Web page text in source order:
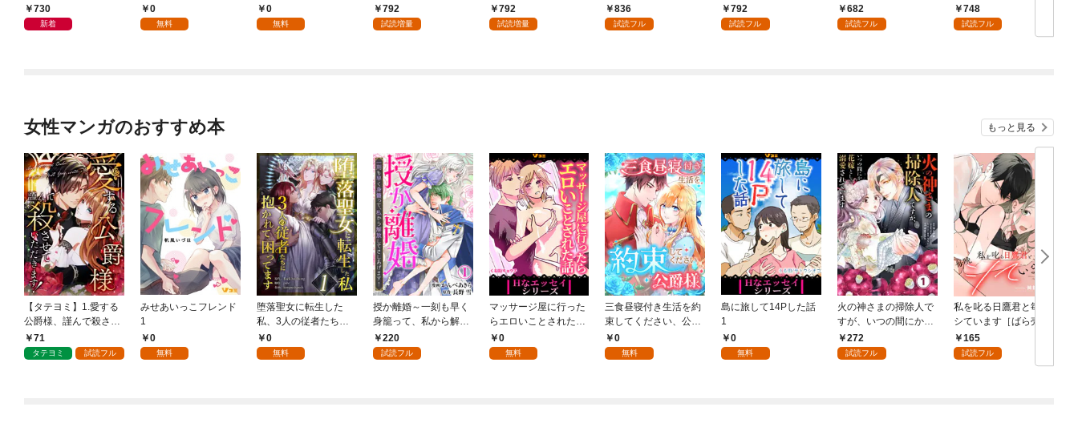
月号730
新着
0
無料
0
無料
792
試読増量
792
試読増量
国編】 ０１
836
試読フル
パイダーシルクで裁縫
を頑張ります！ 1
792
試読フル
682
試読フル
版】748
試読フル
女性マンガのおすすめ本 もっと見る
【タテヨミ】1.愛する
公爵様、謹んで殺させ
ていただきます！
71
タテヨミ 試読フル
みせあいっこフレンド
1
0
無料
堕落聖女に転生した
私、3人の従者たちに
抱かれて困ってます 第
1話
0
無料
授か離婚～一刻も早く
身籠って、私から解放
してさしあげます！1
220
試読フル
マッサージ屋に行った
らエロいことされた話
1 0
無料
三食昼寝付き生活を約
束してください、公爵
様 1話
0
無料
島に旅して14Pした話
1
0
無料
火の神さまの掃除人で
すが、いつの間にか花
嫁として溺愛されてい
ます【単話】（１）
272
試読フル
私を叱る日鷹君と毎晩
シています［ばら売
り］ 第1話
165
試読フル